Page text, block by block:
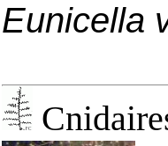
Eunicella